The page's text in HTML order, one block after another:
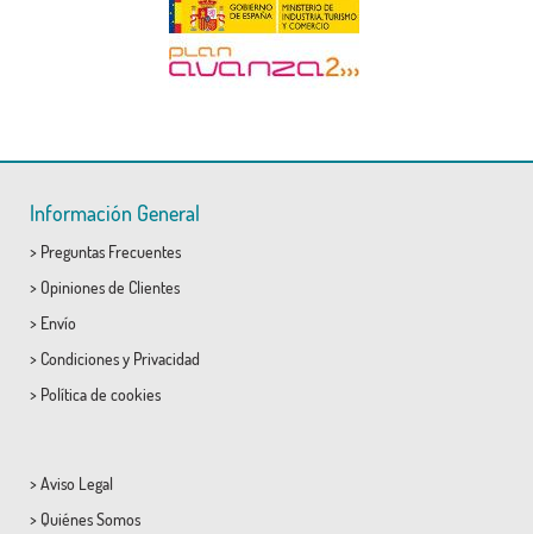
Información General
> Preguntas Frecuentes
> Opiniones de Clientes
> Envío
> Condicionesy Privacidad
> Política de cookies
> Aviso Legal
> Quiénes Somos